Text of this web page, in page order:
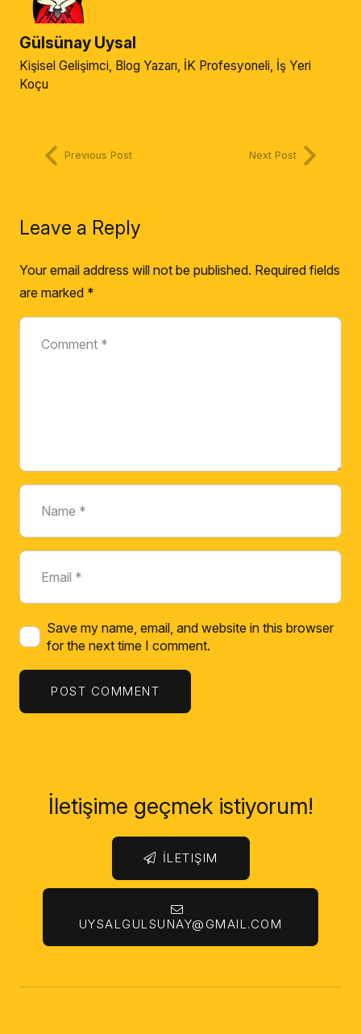
Gülsünay Uysal
Kişisel Gelişimci, Blog Yazarı, İK Profesyoneli, İş Yeri
Koçu
Previous Post Next Post
Leave a Reply
Your email address will not be published. Required fields
are marked *
Save my name, email, and website in this browser
for the next time I comment.
POST COMMENT
İletişime geçmek istiyorum!
İLETIŞIM
UYSALGULSUNAY@GMAIL.COM